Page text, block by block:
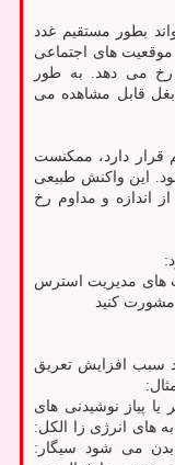
بطور مستقیم غدد
های اجتماعی
رخ می دهد. به طور
قابل مشاهده می
دارد، ممکنست
این واکنش طبیعی
اندازه و مداوم رخ
های مدیریت استرس
مشورت کنید
سبب افزایش تعریق
یا پیاز نوشیدنی های
های انرژی زا الکل:
می شود سیگار: